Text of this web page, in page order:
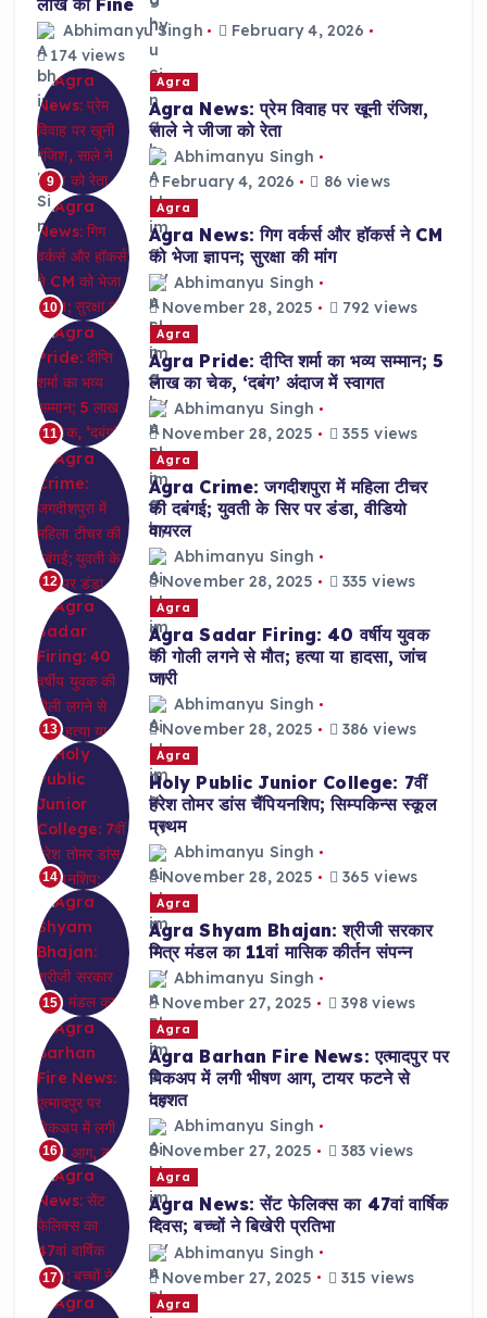
Abhimanyu Singh
February 4, 2026
174 views
9
Agra
Agra News: प्रेम विवाह पर खूनी रंजिश,
साले ने जीजा को रेता
Abhimanyu Singh
February 4, 2026
86 views
10
Agra
Agra News: गिग वर्कर्स और हॉकर्स ने CM
को भेजा ज्ञापन; सुरक्षा की मांग
Abhimanyu Singh
November 28, 2025
792 views
11
Agra
Agra Pride: दीप्ति शर्मा का भव्य सम्मान; 5
लाख का चेक, ‘दबंग’ अंदाज में स्वागत
Abhimanyu Singh
November 28, 2025
355 views
12
Agra
Agra Crime: जगदीशपुरा में महिला टीचर
की दबंगई; युवती के सिर पर डंडा, वीडियो
वायरल
Abhimanyu Singh
November 28, 2025
335 views
13
Agra
Agra Sadar Firing: 40 वर्षीय युवक
की गोली लगने से मौत; हत्या या हादसा, जांच
जारी
Abhimanyu Singh
November 28, 2025
386 views
14
Agra
Holy Public Junior College: 7वीं
हरेश तोमर डांस चैंपियनशिप; सिम्पकिन्स स्कूल
प्रथम
Abhimanyu Singh
November 28, 2025
365 views
15
Agra
Agra Shyam Bhajan: श्रीजी सरकार
मित्र मंडल का 11वां मासिक कीर्तन संपन्न
Abhimanyu Singh
November 27, 2025
398 views
16
Agra
Agra Barhan Fire News: एत्मादपुर पर
पिकअप में लगी भीषण आग, टायर फटने से
दहशत
Abhimanyu Singh
November 27, 2025
383 views
17
Agra
Agra News: सेंट फेलिक्स का 47वां वार्षिक
दिवस; बच्चों ने बिखेरी प्रतिभा
Abhimanyu Singh
November 27, 2025
315 views
Agra